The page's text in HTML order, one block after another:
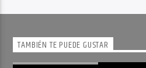
TAMBIÉN TE PUEDE GUSTAR